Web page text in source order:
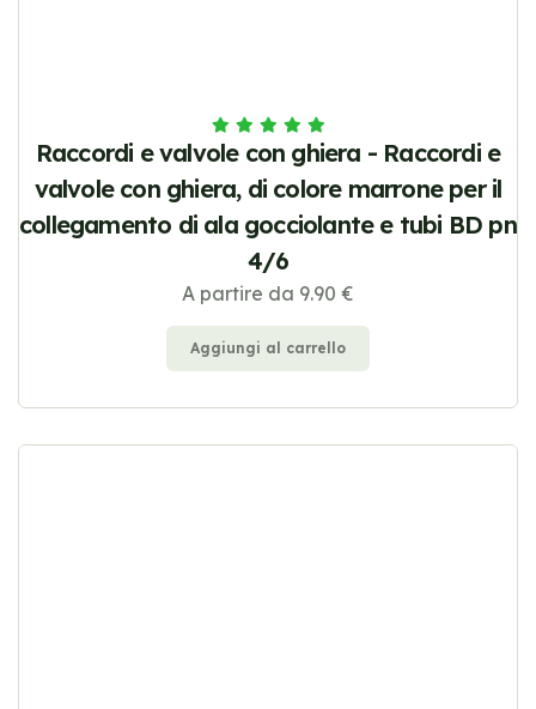
Raccordi e valvole con ghiera - Raccordi e
valvole con ghiera, di colore marrone per il
collegamento di ala gocciolante e tubi BD pn
4/6
A partire da 9.90 €
Aggiungi al carrello